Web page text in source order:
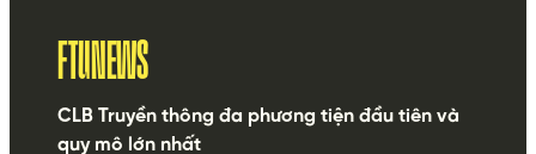
FTUNEWS
CLB Truyền thông đa phương tiện đầu tiên và
quy mô lớn nhất